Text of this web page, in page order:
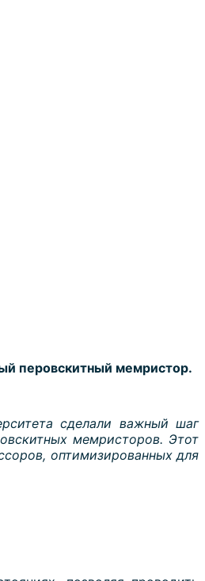
перовскитный мемристор.
сделали важный шаг
мемристоров. Этот
оптимизированных для